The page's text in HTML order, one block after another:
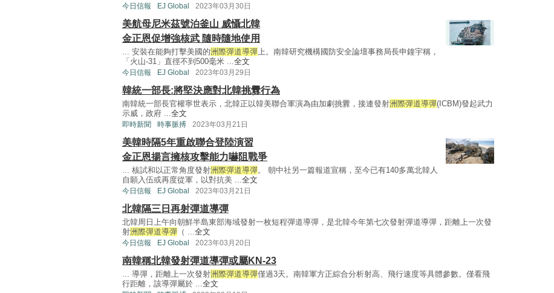
今日信報 EJ Global 2023年03月30日
美航母尼米茲號泊釜山 威懾北韓
金正恩促增強核武 隨時隨地使用
... 安裝在能夠打擊美國的洲際彈道導彈上。南韓研究機構國防安全論壇事務局長申鐘宇稱，
「火山-31」直徑不到500毫米 ...全文
今日信報 EJ Global 2023年03月29日
韓統一部長:將堅決應對北韓挑釁行為
南韓統一部長官權寧世表示，北韓正以韓美聯合軍演為由加劇挑釁，接連發射洲際彈道導彈(ICBM)發起武力
示威，政府 ...全文
即時新聞 時事脈搏 2023年03月21日
美韓時隔5年重啟聯合登陸演習
金正恩揚言擁核攻擊能力嚇阻戰爭
... 核試和以正常角度發射洲際彈道導彈。 朝中社另一篇報道宣稱，至今已有140多萬北韓人
自願入伍或再度從軍，以對抗美 ...全文
今日信報 EJ Global 2023年03月21日
北韓隔三日再射彈道導彈
北韓周日上午向朝鮮半島東部海域發射一枚短程彈道導彈，是北韓今年第七次發射彈道導彈，距離上一次發
射洲際彈道導彈 （ ...全文
今日信報 EJ Global 2023年03月20日
南韓稱北韓發射彈道導彈或屬KN-23
... 導彈，距離上一次發射洲際彈道導彈僅過3天。南韓軍方正綜合分析射高、飛行速度等具體參數。僅看飛
行距離，該導彈屬於 ...全文